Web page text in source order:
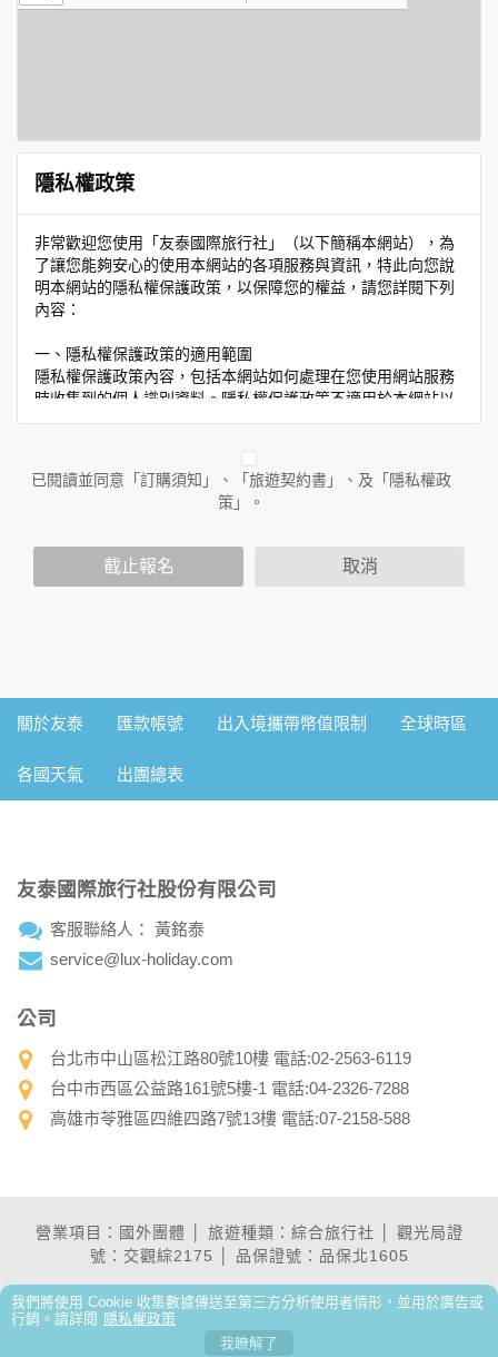
我們將使用 Cookie 收集數據傳送至第三方分析使用者情形，並用於廣告或
行銷。請詳閱 隱私權政策
我瞭解了
隱私權政策
非常歡迎您使用「友泰國際旅行社」（以下簡稱本網站），為
了讓您能夠安心的使用本網站的各項服務與資訊，特此向您說
明本網站的隱私權保護政策，以保障您的權益，請您詳閱下列
內容：
一、隱私權保護政策的適用範圍
隱私權保護政策內容，包括本網站如何處理在您使用網站服務
時收集到的個人識別資料。隱私權保護政策不適用於本網站以
外的相關連結網站，也不適用於非本網站所委託或參與管理的
二、個人資料的蒐集、處理及利用方式
當您造訪本網站或使用本網站所提供之功能服務時，我們將視
範圍內處理及利用您的個人資料；非經您書面同意，本網站不
會將個人資料用於其他用途。
為提供精確的服務，我們會將收集的問卷調查內容進行統計與
外，我們會視需要公佈統計數據及說明文字，但不涉及特定個
人之資料。
備及必要的安全防護措施，加以保護網站及您的個人資料採用
料，相關處理人員皆簽有保密合約，如有違反保密義務者，將
會受到相關的法律處分。
實遵守。
四、網站對外的相關連結
本網站的網頁提供其他網站的網路連結，您也可經由本網站所
提供的連結，點選進入其他網站。但該連結網站不適用本網站
本網站絕不會提供、交換、出租或出售任何您的個人資料給其
他個人、團體、私人企業或公務機關，但有法律依據或合約義
務者，不在此限。
前項但書之情形包括不限於：
已閱讀並同意「訂購須知」、「旅遊契約書」、及「隱私權政
策」。
截止報名 取消
關於友泰 匯款帳號 出入境攜帶幣值限制 全球時區
各國天氣 出團總表
友泰國際旅行社股份有限公司
客服聯絡人： 黃銘泰
service@lux-holiday.com
公司
台北市中山區松江路80號10樓 電話:02-2563-6119
台中市西區公益路161號5樓-1 電話:04-2326-7288
高雄市苓雅區四維四路7號13樓 電話:07-2158-588
營業項目：國外團體 │ 旅遊種類：綜合旅行社 │ 觀光局證
號：交觀綜2175 │ 品保證號：品保北1605